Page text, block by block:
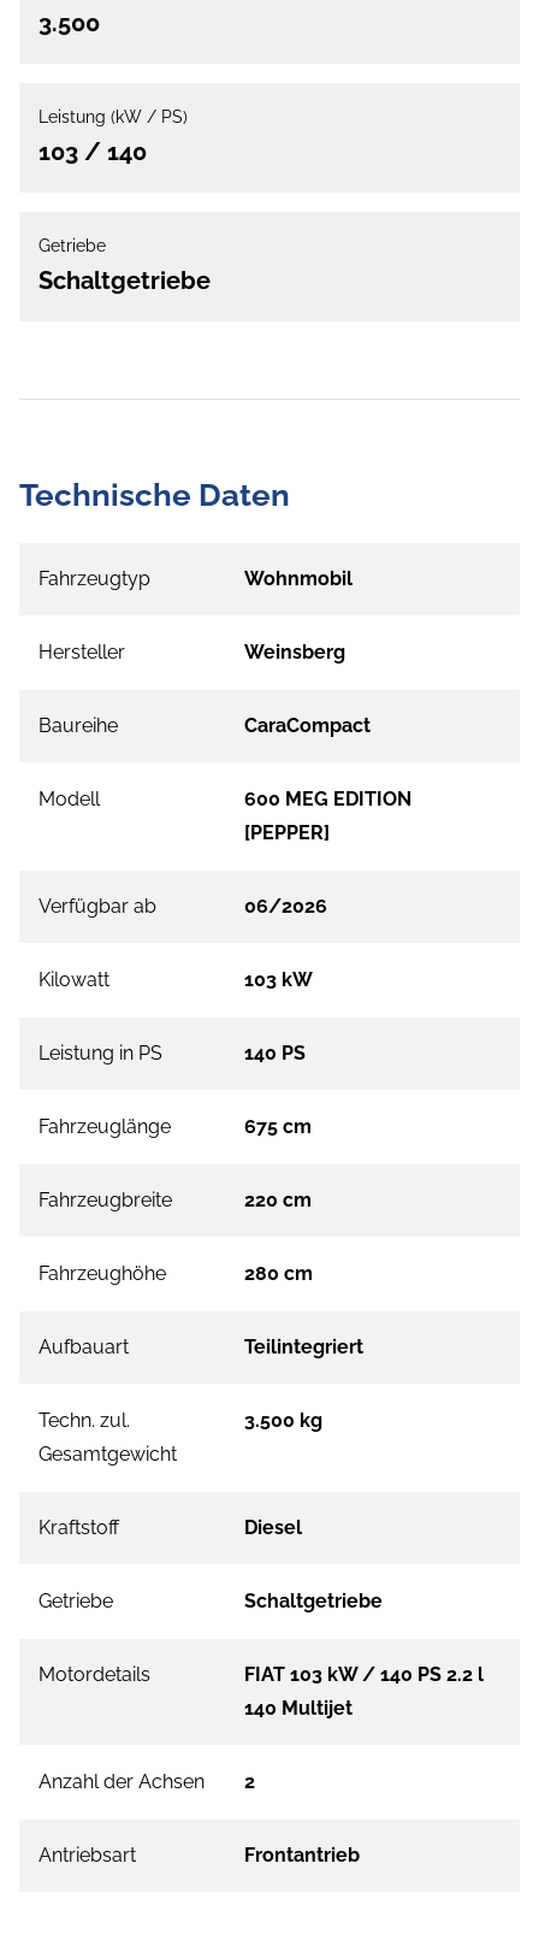
3.500
Leistung (kW / PS)
103 / 140
Getriebe
Schaltgetriebe
Technische Daten
Fahrzeugtyp Wohnmobil
Hersteller Weinsberg
Baureihe CaraCompact
Modell
600 MEG EDITION
[PEPPER]
Verfügbar ab 06/2026
Kilowatt 103 kW
Leistung in PS 140 PS
Fahrzeuglänge 675 cm
Fahrzeugbreite 220 cm
Fahrzeughöhe 280 cm
Aufbauart Teilintegriert
Techn. zul.
Gesamtgewicht
3.500 kg
Kraftstoff Diesel
Getriebe Schaltgetriebe
Motordetails
FIAT 103 kW / 140 PS 2.2 l
140 Multijet
Anzahl der Achsen 2
Antriebsart Frontantrieb